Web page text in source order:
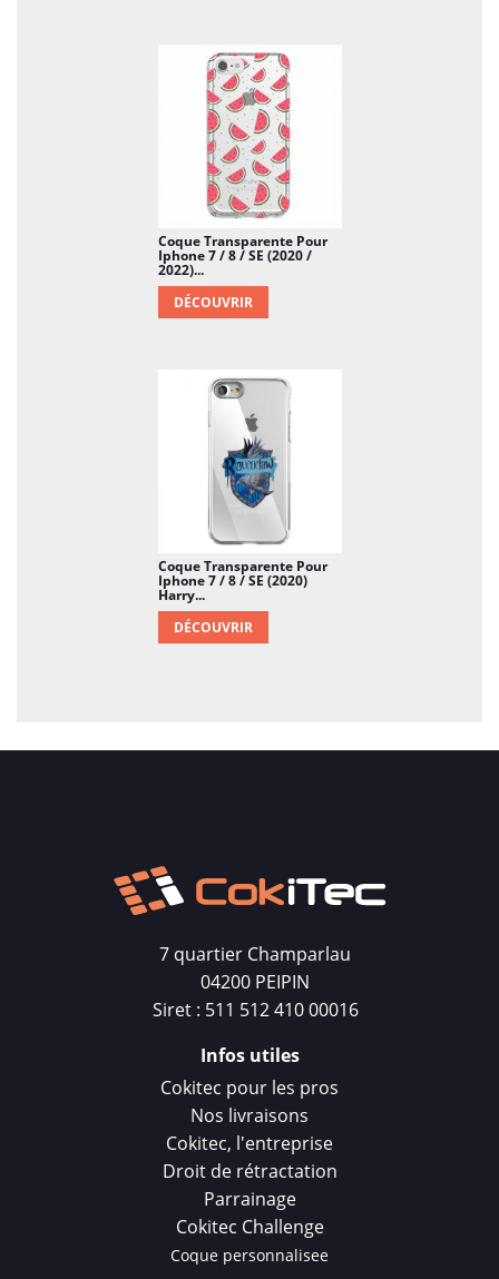
Coque Transparente Pour
Iphone 7 / 8 / SE (2020 /
2022)...
DÉCOUVRIR
Coque Transparente Pour
Iphone 7 / 8 / SE (2020)
Harry...
DÉCOUVRIR
7 quartier Champarlau
04200 PEIPIN
Siret : 511 512 410 00016
Infos utiles
Cokitec pour les pros
Nos livraisons
Cokitec, l'entreprise
Droit de rétractation
Parrainage
Cokitec Challenge
Coque personnalisee